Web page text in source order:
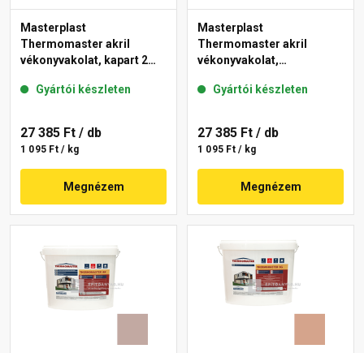
Masterplast
Thermomaster akril
vékonyvakolat, kapart 2
Gyártói készleten
27 385 Ft / db
1 095 Ft / kg
Megnézem
Masterplast
Thermomaster akril
vékonyvakolat,
49-D 25 kg
Gyártói készleten
27 385 Ft / db
1 095 Ft / kg
Megnézem